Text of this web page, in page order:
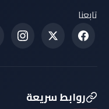
تابعنا
روابط سريعة